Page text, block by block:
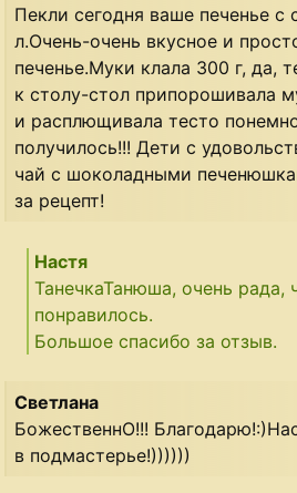
Пекли сегодня ваше печенье
л.Очень-очень вкусное и
печенье.Муки клала 300 г, да,
к столу-стол припорошивала
и расплющивала тесто
получилось!!! Дети с
чай с шоколадными
за рецепт!
Настя
ТанечкаТанюша, очень рада,
понравилось.
Большое спасибо за отзыв.
Светлана
БожественнО!!!
в подмастерье!))))))